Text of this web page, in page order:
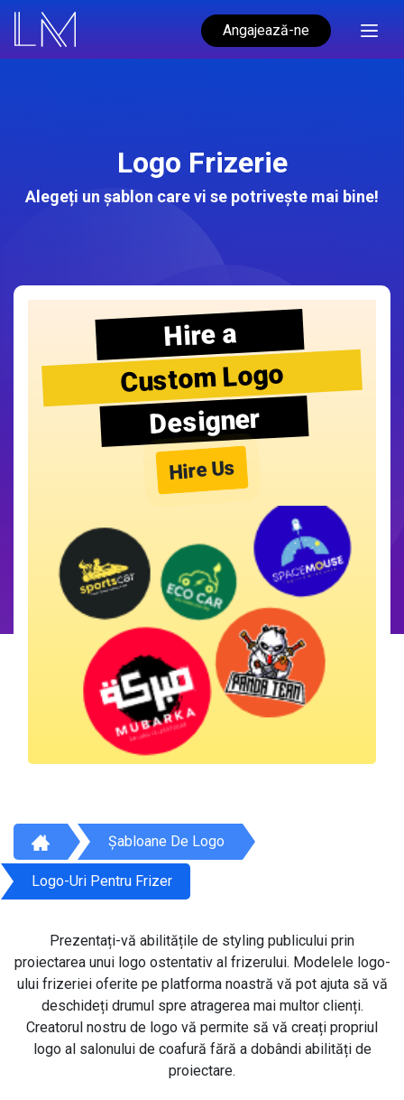
Angajează-ne
Logo Frizerie
Alegeți un șablon care vi se potrivește mai bine!
Hire a
Custom Logo
Designer
Hire Us
Șabloane De Logo
Logo-Uri Pentru Frizer
Prezentați-vă abilitățile de styling publicului prin
proiectarea unui logo ostentativ al frizerului. Modelele logo-
ului frizeriei oferite pe platforma noastră vă pot ajuta să vă
deschideți drumul spre atragerea mai multor clienți.
Creatorul nostru de logo vă permite să vă creați propriul
logo al salonului de coafură fără a dobândi abilități de
proiectare.